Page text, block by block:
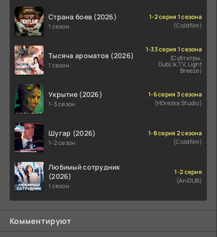
Страна боев (2026)
1 сезон
1-2 серия 1 сезона
(Coldfilm)
Тысяча ароматов (2026)
1 сезон
1-33 серия 1 сезона
(Субтитры,
DubLik.TV, Light
Breeze)
Укрытие (2026)
1-3 сезон
1-6 серия 3 сезона
(HDrezka Studio)
Шугар (2026)
1-2 сезон
1-8 серия 2 сезона
(Coldfilm)
Любимый сотрудник
(2026)
1 сезон
1-2 серия
(AniDUB)
Комментируют